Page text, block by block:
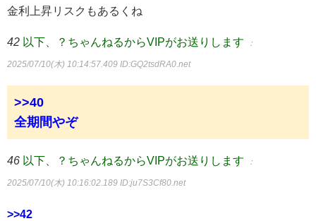
金利上昇リスクもあるくね
42 以下、？ちゃんねるからVIPがお送りします ：
2025/07/10(木) 10:14:57.409 ID:GQ2tsdRA0.net
>>40
全期間やぞ
46 以下、？ちゃんねるからVIPがお送りします ：
2025/07/10(木) 10:16:02.189 ID:ju7S3Cf80.net
>>42